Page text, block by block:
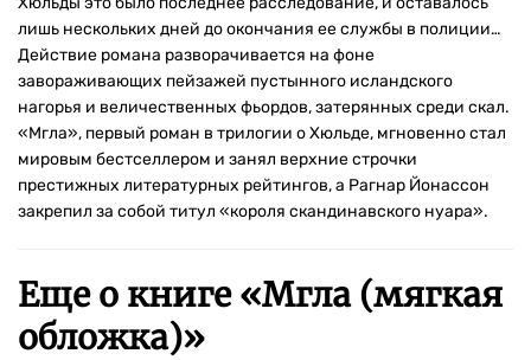
лишь нескольких дней до окончания ее службы в полиции…
Действие романа разворачивается на фоне
завораживающих пейзажей пустынного исландского
нагорья и величественных фьордов, затерянных среди скал.
«Мгла», первый роман в трилогии о Хюльде, мгновенно стал
мировым бестселлером и занял верхние строчки
престижных литературных рейтингов, а Рагнар Йонассон
закрепил за собой титул «короля скандинавского нуара».
Еще о книге «Мгла (мягкая
обложка)»